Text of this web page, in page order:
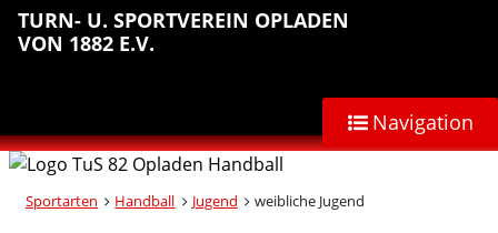
Sprungmarken
Inhalt
anspringen
Hauptnavigation
anspringen
Abteilungsnavigation
anspringen
Fußbereich
anspringen
TURN- U. SPORTVEREIN OPLADEN
VON 1882 E.V.
Navigation
Sportarten Handball Jugend weibliche Jugend